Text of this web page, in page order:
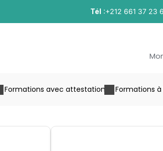
Tél :+212 661 37 23
Formations avec attestation Formations